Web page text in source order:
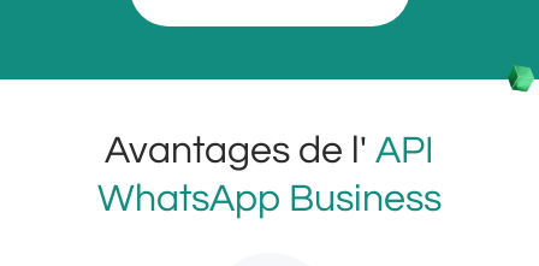
Avantages de l' API
WhatsApp Business